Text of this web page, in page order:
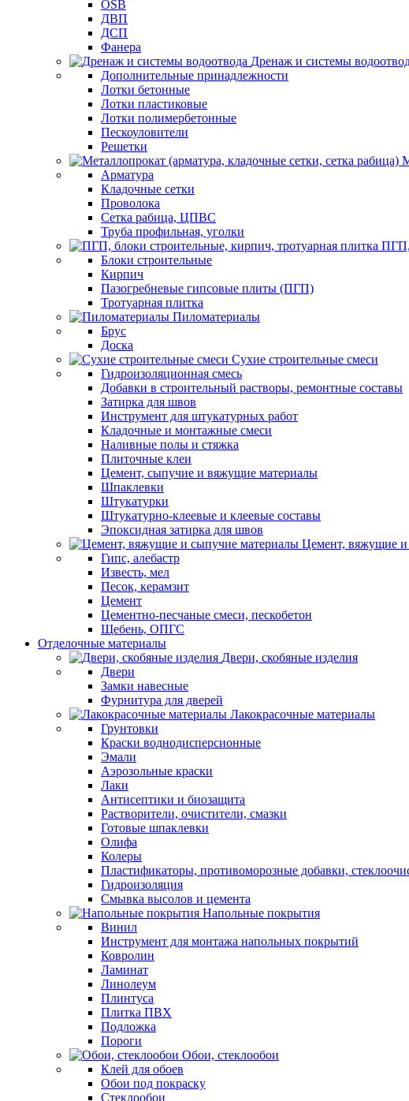
OSB
ДВП
ДСП
Фанера
Дренаж и системы
Дополнительные принадлежности
Лотки бетонные
Лотки пластиковые
Лотки полимербетонные
Пескоуловители
Решетки
Арматура
Кладочные сетки
Проволока
Сетка рабица, ЦПВС
Труба профильная, уголки
ПГП,
Блоки строительные
Кирпич
Пазогребневые гипсовые плиты (ПГП)
Тротуарная плитка
Пиломатериалы
Брус
Доска
Сухие строительные смеси
Гидроизоляционная смесь
Добавки в строительный растворы, ремонтные составы
Затирка для швов
Инструмент для штукатурных работ
Кладочные и монтажные смеси
Наливные полы и стяжка
Плиточные клеи
Цемент, сыпучие и вяжущие материалы
Шпаклевки
Штукатурки
Штукатурно-клеевые и клеевые составы
Эпоксидная затирка для швов
Цемент, вяжущие
Гипс, алебастр
Известь, мел
Песок, керамзит
Цемент
Цементно-песчаные смеси, пескобетон
Щебень, ОПГС
Отделочные материалы
Двери, скобяные изделия
Двери
Замки навесные
Фурнитура для дверей
Лакокрасочные материалы
Грунтовки
Краски воднодисперсионные
Эмали
Аэрозольные краски
Лаки
Антисептики и биозащита
Растворители, очистители, смазки
Готовые шпаклевки
Олифа
Колеры
Пластификаторы, противоморозные добавки,
Гидроизоляция
Смывка высолов и цемента
Напольные покрытия
Винил
Инструмент для монтажа напольных покрытий
Ковролин
Ламинат
Линолеум
Плинтуса
Плитка ПВХ
Подложка
Пороги
Обои, стеклообои
Клей для обоев
Обои под покраску
Стеклообои